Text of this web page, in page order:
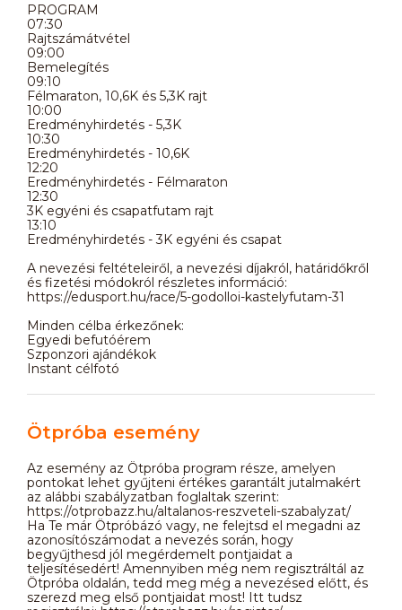
PROGRAM
07:30
Rajtszámátvétel
09:00
Bemelegítés
09:10
Félmaraton, 10,6K és 5,3K rajt
10:00
Eredményhirdetés - 5,3K
10:30
Eredményhirdetés - 10,6K
12:20
Eredményhirdetés - Félmaraton
12:30
3K egyéni és csapatfutam rajt
13:10
Eredményhirdetés - 3K egyéni és csapat
A nevezési feltételeiről, a nevezési díjakról, határidőkről
és fizetési módokról részletes információ:
https://edusport.hu/race/5-godolloi-kastelyfutam-31
Minden célba érkezőnek:
Egyedi befutóérem
Szponzori ajándékok
Instant célfotó
Ötpróba esemény
Az esemény az Ötpróba program része, amelyen
pontokat lehet gyűjteni értékes garantált jutalmakért
az alábbi szabályzatban foglaltak szerint:
https://otprobazz.hu/altalanos-reszveteli-szabalyzat/
Ha Te már Ötpróbázó vagy, ne felejtsd el megadni az
azonosítószámodat a nevezés során, hogy
begyűjthesd jól megérdemelt pontjaidat a
teljesítésedért! Amennyiben még nem regisztráltál az
Ötpróba oldalán, tedd meg még a nevezésed előtt, és
szerezd meg első pontjaidat most! Itt tudsz